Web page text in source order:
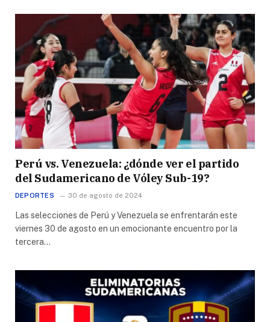
Perú vs. Venezuela: ¿dónde ver el partido
del Sudamericano de Vóley Sub-19?
DEPORTES 30 de agosto de 2024
Las selecciones de Perú y Venezuela se enfrentarán este
viernes 30 de agosto en un emocionante encuentro por la
tercera…